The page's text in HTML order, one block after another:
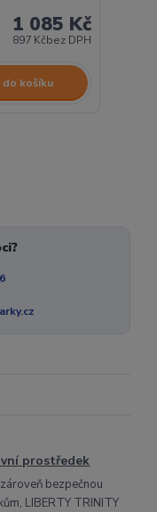
1 085 Kč
897 Kčbez DPH
košíku
prostředek
bezpečnou
LIBERTY TRINITY